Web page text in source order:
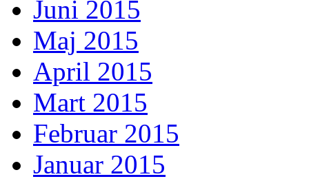
Juni 2015
Maj 2015
April 2015
Mart 2015
Februar 2015
Januar 2015